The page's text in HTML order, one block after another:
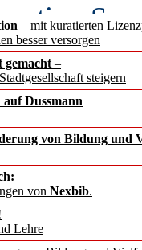
– mit kuratierten
besser versorgen
gemacht –
steigern
Dussmann
von Bildung und
von Nexbib.
Lehre
in
neu